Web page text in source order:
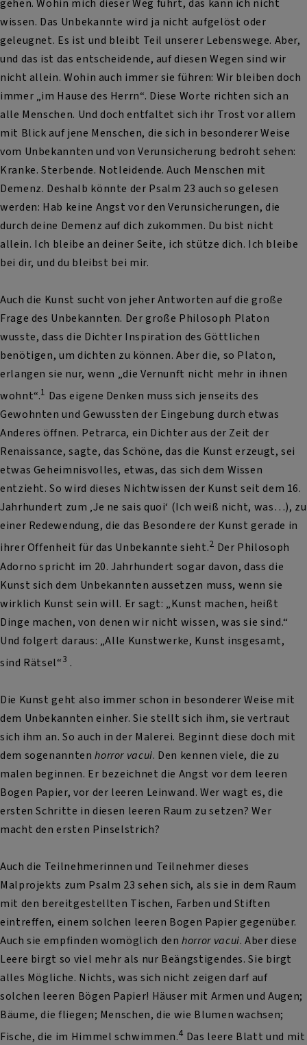
gehen. Wohin mich dieser Weg führt, das kann ich nicht
wissen. Das Unbekannte wird ja nicht aufgelöst oder
geleugnet. Es ist und bleibt Teil unserer Lebenswege. Aber,
und das ist das entscheidende, auf diesen Wegen sind wir
nicht allein. Wohin auch immer sie führen: Wir bleiben doch
immer „im Hause des Herrn“. Diese Worte richten sich an
alle Menschen. Und doch entfaltet sich ihr Trost vor allem
mit Blick auf jene Menschen, die sich in besonderer Weise
vom Unbekannten und von Verunsicherung bedroht sehen:
Kranke. Sterbende. Notleidende. Auch Menschen mit
Demenz. Deshalb könnte der Psalm 23 auch so gelesen
werden: Hab keine Angst vor den Verunsicherungen, die
durch deine Demenz auf dich zukommen. Du bist nicht
allein. Ich bleibe an deiner Seite, ich stütze dich. Ich bleibe
bei dir, und du bleibst bei mir.
Auch die Kunst sucht von jeher Antworten auf die große
Frage des Unbekannten. Der große Philosoph Platon
wusste, dass die Dichter Inspiration des Göttlichen
benötigen, um dichten zu können. Aber die, so Platon,
erlangen sie nur, wenn „die Vernunft nicht mehr in ihnen
wohnt“.1 Das eigene Denken muss sich jenseits des
Gewohnten und Gewussten der Eingebung durch etwas
Anderes öffnen. Petrarca, ein Dichter aus der Zeit der
Renaissance, sagte, das Schöne, das die Kunst erzeugt, sei
etwas Geheimnisvolles, etwas, das sich dem Wissen
entzieht. So wird dieses Nichtwissen der Kunst seit dem 16.
Jahrhundert zum ‚Je ne sais quoi‘ (Ich weiß nicht, was…), zu
einer Redewendung, die das Besondere der Kunst gerade in
ihrer Offenheit für das Unbekannte sieht.2 Der Philosoph
Adorno spricht im 20. Jahrhundert sogar davon, dass die
Kunst sich dem Unbekannten aussetzen muss, wenn sie
wirklich Kunst sein will. Er sagt: „Kunst machen, heißt
Dinge machen, von denen wir nicht wissen, was sie sind.“
Und folgert daraus: „Alle Kunstwerke, Kunst insgesamt,
sind Rätsel“3 .
Die Kunst geht also immer schon in besonderer Weise mit
dem Unbekannten einher. Sie stellt sich ihm, sie vertraut
sich ihm an. So auch in der Malerei. Beginnt diese doch mit
dem sogenanntenhorror vacui. Den kennen viele, die zu
malen beginnen. Er bezeichnet die Angst vor dem leeren
Bogen Papier, vor der leeren Leinwand. Wer wagt es, die
ersten Schritte in diesen leeren Raum zu setzen? Wer
macht den ersten Pinselstrich?
Auch die Teilnehmerinnen und Teilnehmer dieses
Malprojekts zum Psalm 23 sehen sich, als sie in dem Raum
mit den bereitgestellten Tischen, Farben und Stiften
eintreffen, einem solchen leeren Bogen Papier gegenüber.
Auch sie empfinden womöglich denhorror vacui. Aber diese
Leere birgt so viel mehr als nur Beängstigendes. Sie birgt
alles Mögliche. Nichts, was sich nicht zeigen darf auf
solchen leeren Bögen Papier! Häuser mit Armen und Augen;
Bäume, die fliegen; Menschen, die wie Blumen wachsen;
Fische, die im Himmel schwimmen.4 Das leere Blatt und mit